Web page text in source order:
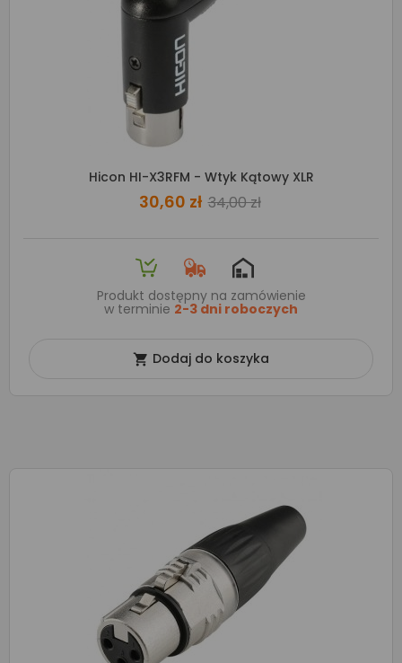
Hicon HI-X3RFM - Wtyk Kątowy XLR
30,60 zł 34,00 zł
Produkt dostępny na zamówienie
w terminie 2-3 dni roboczych
 Dodaj do koszyka